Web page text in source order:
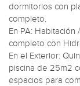
dormitorios con
completo.
En PA:
completo con
En el Exterior:
piscina de 25m2
espacios para